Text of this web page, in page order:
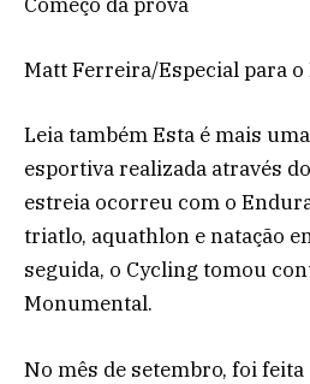
Matt Ferreira/Especial para
Leia também Esta é mais
esportiva realizada através
estreia ocorreu com o
triatlo, aquathlon e natação
seguida, o Cycling tomou
Monumental.
No mês de setembro, foi